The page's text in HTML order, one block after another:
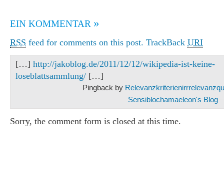
EIN KOMMENTAR »
RSS feed for comments on this post. TrackBack URI
[…] http://jakoblog.de/2011/12/12/wikipedia-ist-keine-
loseblattsammlung/ […]
Pingback by
Sensiblochamaeleon's Blog
Sorry, the comment form is closed at this time.